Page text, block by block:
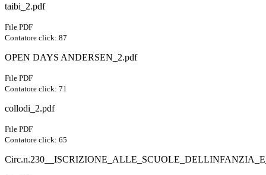
taibi_2.pdf
File PDF
Contatore click: 87
OPEN DAYS ANDERSEN_2.pdf
File PDF
Contatore click: 71
collodi_2.pdf
File PDF
Contatore click: 65